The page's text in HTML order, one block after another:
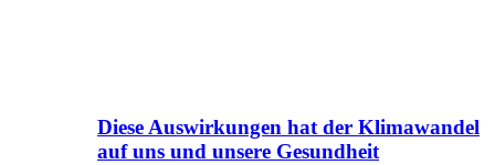
Diese Auswirkungen hat der Klimawandel
auf uns und unsere Gesundheit